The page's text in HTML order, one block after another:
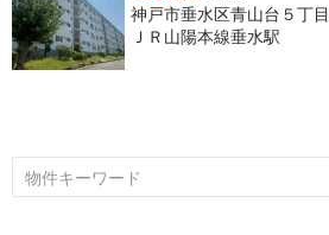
神戸市垂水区青山台５丁目
ＪＲ山陽本線垂水駅